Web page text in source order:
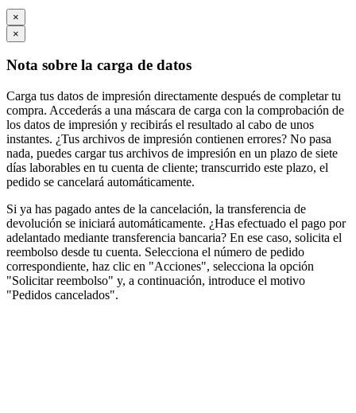
×
×
Nota sobre la carga de datos
Carga tus datos de impresión directamente después de completar tu
compra. Accederás a una máscara de carga con la comprobación de
los datos de impresión y recibirás el resultado al cabo de unos
instantes. ¿Tus archivos de impresión contienen errores? No pasa
nada, puedes cargar tus archivos de impresión en un plazo de siete
días laborables en tu cuenta de cliente; transcurrido este plazo, el
pedido se cancelará automáticamente.
Si ya has pagado antes de la cancelación, la transferencia de
devolución se iniciará automáticamente. ¿Has efectuado el pago por
adelantado mediante transferencia bancaria? En ese caso, solicita el
reembolso desde tu cuenta. Selecciona el número de pedido
correspondiente, haz clic en "Acciones", selecciona la opción
"Solicitar reembolso" y, a continuación, introduce el motivo
"Pedidos cancelados".